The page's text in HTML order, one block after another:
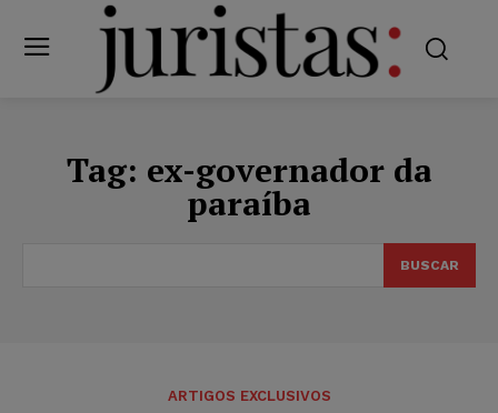
Tag: ex-governador da
paraíba
BUSCAR
ARTIGOS EXCLUSIVOS